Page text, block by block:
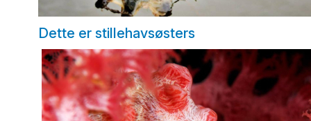
Dette er stillehavsøsters